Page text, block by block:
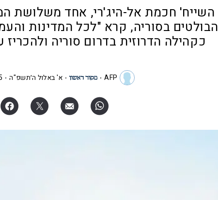
השייח' חכמת אל-היג'רי, אחד משלושת
הבולטים בסוריה, קרא "לכל המדינות
כקהילה הדרוזית בדרום סוריה ולהכריז
AFP א' באלול ה׳תשפ"ה